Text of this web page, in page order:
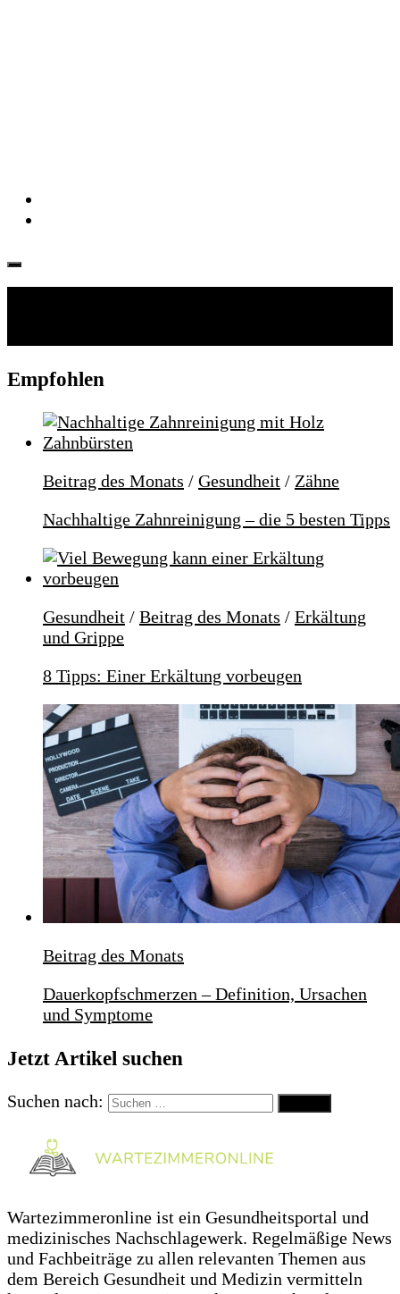
Empfohlen
Beitrag des Monats / Gesundheit / Zähne
Nachhaltige Zahnreinigung – die 5 besten Tipps
Gesundheit / Beitrag des Monats / Erkältung
und Grippe
8 Tipps: Einer Erkältung vorbeugen
Beitrag des Monats
Dauerkopfschmerzen – Definition, Ursachen
und Symptome
Jetzt Artikel suchen
Suchen nach:
Wartezimmeronline ist ein Gesundheitsportal und
medizinisches Nachschlagewerk. Regelmäßige News
und Fachbeiträge zu allen relevanten Themen aus
dem Bereich Gesundheit und Medizin vermitteln